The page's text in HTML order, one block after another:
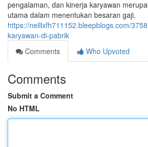
pengalaman, dan kinerja karyawan
utama dalam menentukan besaran gaji.
https://nelllxfh711152.bleepblogs.com/
karyawan-di-pabrik
Comments
Who Upvoted
Comments
Submit a Comment
No HTML